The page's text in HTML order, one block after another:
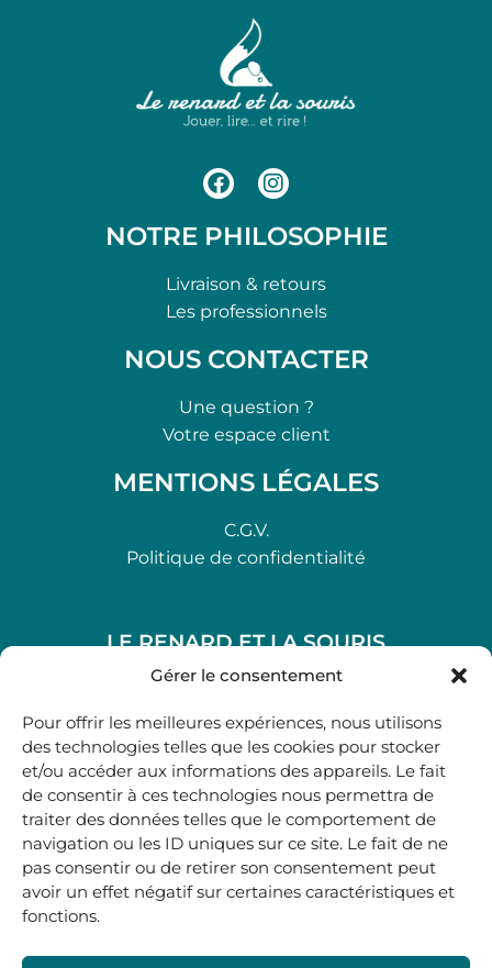
Gérer le consentement
Pour offrir les meilleures expériences, nous utilisons
des technologies telles que les cookies pour stocker
et/ou accéder aux informations des appareils. Le fait
de consentir à ces technologies nous permettra de
traiter des données telles que le comportement de
navigation ou les ID uniques sur ce site. Le fait de ne
pas consentir ou de retirer son consentement peut
avoir un effet négatif sur certaines caractéristiques et
fonctions.
NOTRE PHILOSOPHIE
Livraison & retours
Les professionnels
NOUS CONTACTER
Une question ?
Votre espace client
MENTIONS LÉGALES
C.G.V.
Politique de confidentialité
LE RENARD ET LA SOURIS
48, rue Maubec 33210 LANGON
05 40 41 37 18
.
MARDI AU SAMEDI
10H00-12H45 | 14H00 -19H00
boutique@lerenardetlasouris.com